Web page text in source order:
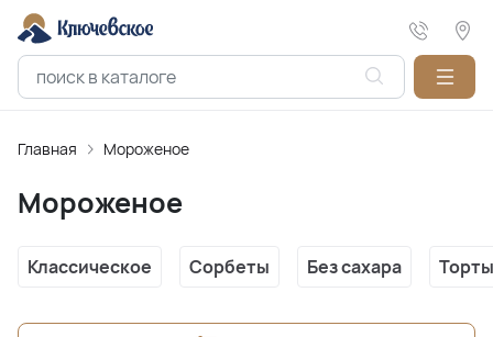
Главная Мороженое
Мороженое
Классическое Сорбеты Без сахара Торты